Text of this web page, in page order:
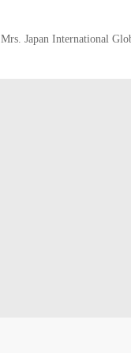
Mrs. Japan International